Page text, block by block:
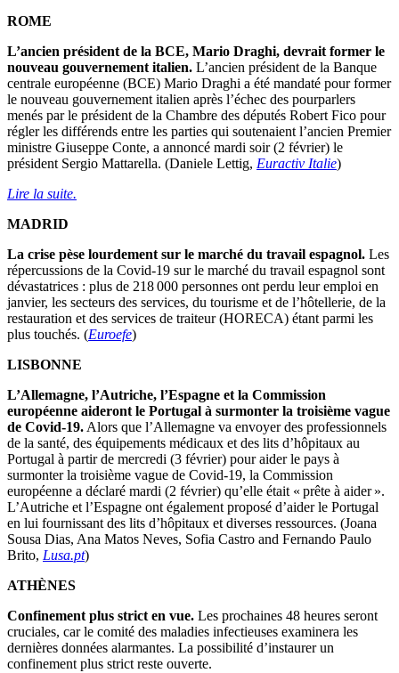
ROME
L’ancien président de la BCE, Mario Draghi, devrait former le
nouveau gouvernement italien. L’ancien président de la Banque
centrale européenne (BCE) Mario Draghi a été mandaté pour former
le nouveau gouvernement italien après l’échec des pourparlers
menés par le président de la Chambre des députés Robert Fico pour
régler les différends entre les parties qui soutenaient l’ancien Premier
ministre Giuseppe Conte, a annoncé mardi soir (2 février) le
président Sergio Mattarella. (Daniele Lettig, Euractiv Italie)
Lire la suite.
MADRID
La crise pèse lourdement sur le marché du travail espagnol. Les
répercussions de la Covid-19 sur le marché du travail espagnol sont
dévastatrices : plus de 218 000 personnes ont perdu leur emploi en
janvier, les secteurs des services, du tourisme et de l’hôtellerie, de la
restauration et des services de traiteur (HORECA) étant parmi les
plus touchés. (Euroefe)
LISBONNE
L’Allemagne, l’Autriche, l’Espagne et la Commission
européenne aideront le Portugal à surmonter la troisième vague
de Covid-19. Alors que l’Allemagne va envoyer des professionnels
de la santé, des équipements médicaux et des lits d’hôpitaux au
Portugal à partir de mercredi (3 février) pour aider le pays à
surmonter la troisième vague de Covid-19, la Commission
européenne a déclaré mardi (2 février) qu’elle était « prête à aider ».
L’Autriche et l’Espagne ont également proposé d’aider le Portugal
en lui fournissant des lits d’hôpitaux et diverses ressources. (Joana
Sousa Dias, Ana Matos Neves, Sofia Castro and Fernando Paulo
Brito, Lusa.pt)
ATHÈNES
Confinement plus strict en vue. Les prochaines 48 heures seront
cruciales, car le comité des maladies infectieuses examinera les
dernières données alarmantes. La possibilité d’instaurer un
confinement plus strict reste ouverte.